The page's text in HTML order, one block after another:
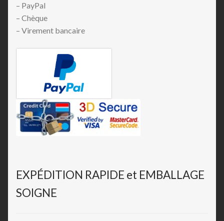
– PayPal
– Chèque
– Virement bancaire
EXPÉDITION RAPIDE et EMBALLAGE
SOIGNE